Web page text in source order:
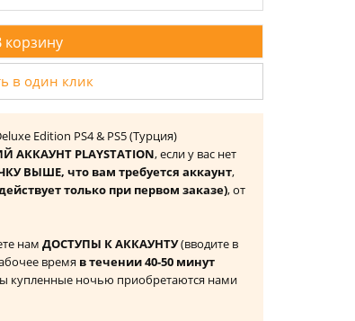
корзину
в один клик
Edition PS4 & PS5 (Турция)
АККАУНТ PLAYSTATION, если у вас нет
ВЫШЕ, что вам требуется аккаунт,
только при первом заказе), от
нам ДОСТУПЫ К АККАУНТУ(вводите в
время в течении 40-50 минут
купленные ночью приобретаются нами